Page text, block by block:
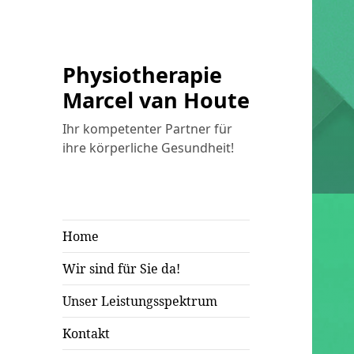
Physiotherapie
Marcel van Houte
Ihr kompetenter Partner für
ihre körperliche Gesundheit!
Home
Wir sind für Sie da!
Unser Leistungsspektrum
Kontakt